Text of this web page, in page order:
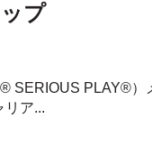
プ
PLAY®）
リア...